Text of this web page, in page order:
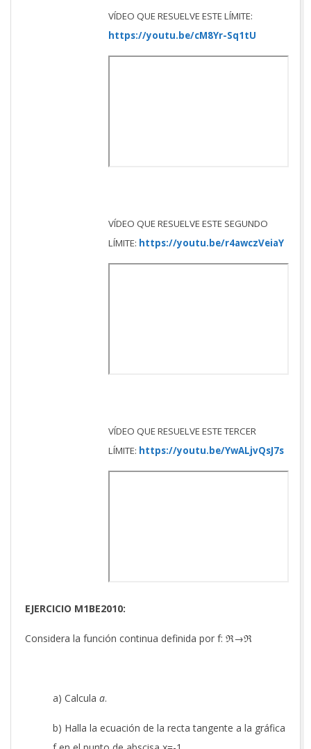
VÍDEO QUE RESUELVE ESTE LÍMITE:
https://youtu.be/cM8Yr-Sq1tU
VÍDEO QUE RESUELVE ESTE SEGUNDO
LÍMITE: https://youtu.be/r4awczVeiaY
VÍDEO QUE RESUELVE ESTE TERCER
LÍMITE: https://youtu.be/YwALjvQsJ7s
EJERCICIO M1BE2010:
Considera la función continua definida por f: ℜ→ℜ
a) Calcula a.
b) Halla la ecuación de la recta tangente a la gráfica